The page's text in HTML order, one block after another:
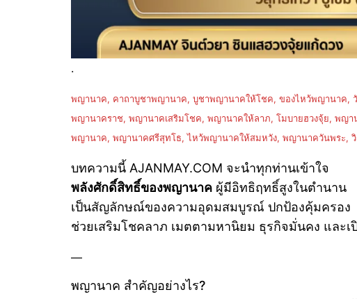
.
พญานาค, คาถาบูชาพญานาค, บูชาพญานาคให้โชค, ของไหว้พญานาค,
พญานาคราช, พญานาคเสริมโชค, พญานาคให้ลาภ, โมบายฮวงจุ้ย, พญ
พญานาค, พญานาคศรีสุทโธ, ไหว้พญานาคให้สมหวัง, พญานาควันพระ,
บทความนี้ AJANMAY.COM จะนำทุกท่านเข้าใจ
พลังศักดิ์สิทธิ์ของพญานาค ผู้มีอิทธิฤทธิ์สูงในตำนาน
เป็นสัญลักษณ์ของความอุดมสมบูรณ์ ปกป้องคุ้มครอง
ช่วยเสริมโชคลาภ เมตตามหานิยม ธุรกิจมั่นคง และเ
—
พญานาค สำคัญอย่างไร?